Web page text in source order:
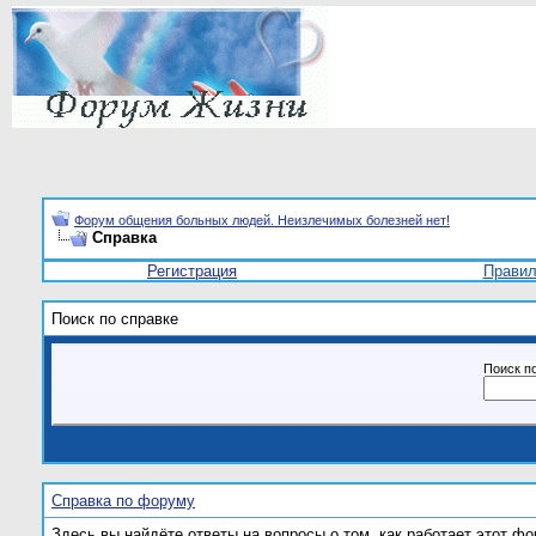
Форум общения больных людей. Неизлечимых болезней нет!
Справка
Регистрация
Поиск по справке
Поиск
Справка по форуму